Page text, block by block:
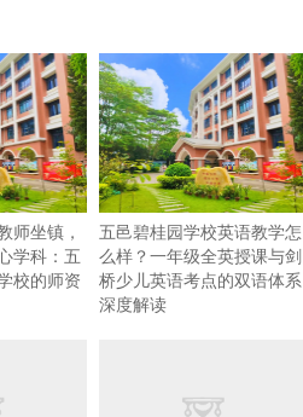
师坐镇，
学科：五
校的师资
五邑碧桂园学校英语教学怎
么样？一年级全英授课与剑
桥少儿英语考点的双语体系
深度解读